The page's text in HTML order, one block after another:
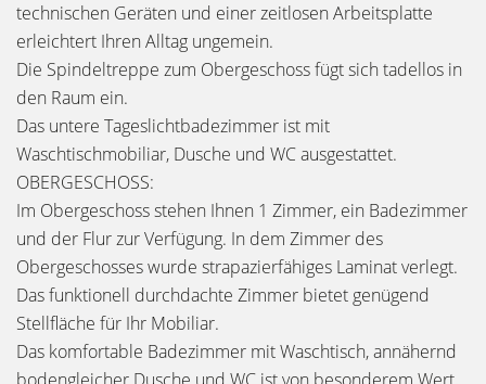
technischen Geräten und einer zeitlosen Arbeitsplatte
erleichtert Ihren Alltag ungemein.
Die Spindeltreppe zum Obergeschoss fügt sich tadellos in
den Raum ein.
Das untere Tageslichtbadezimmer ist mit
Waschtischmobiliar, Dusche und WC ausgestattet.
OBERGESCHOSS:
Im Obergeschoss stehen Ihnen 1 Zimmer, ein Badezimmer
und der Flur zur Verfügung. In dem Zimmer des
Obergeschosses wurde strapazierfähiges Laminat verlegt.
Das funktionell durchdachte Zimmer bietet genügend
Stellfläche für Ihr Mobiliar.
Das komfortable Badezimmer mit Waschtisch, annähernd